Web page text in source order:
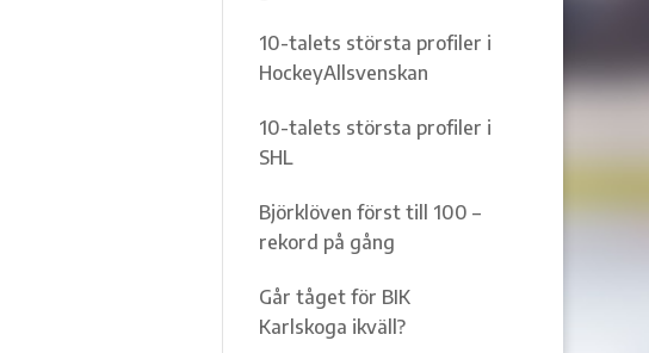
10-talets största profiler i
HockeyAllsvenskan
10-talets största profiler i
SHL
Björklöven först till 100 –
rekord på gång
Går tåget för BIK
Karlskoga ikväll?